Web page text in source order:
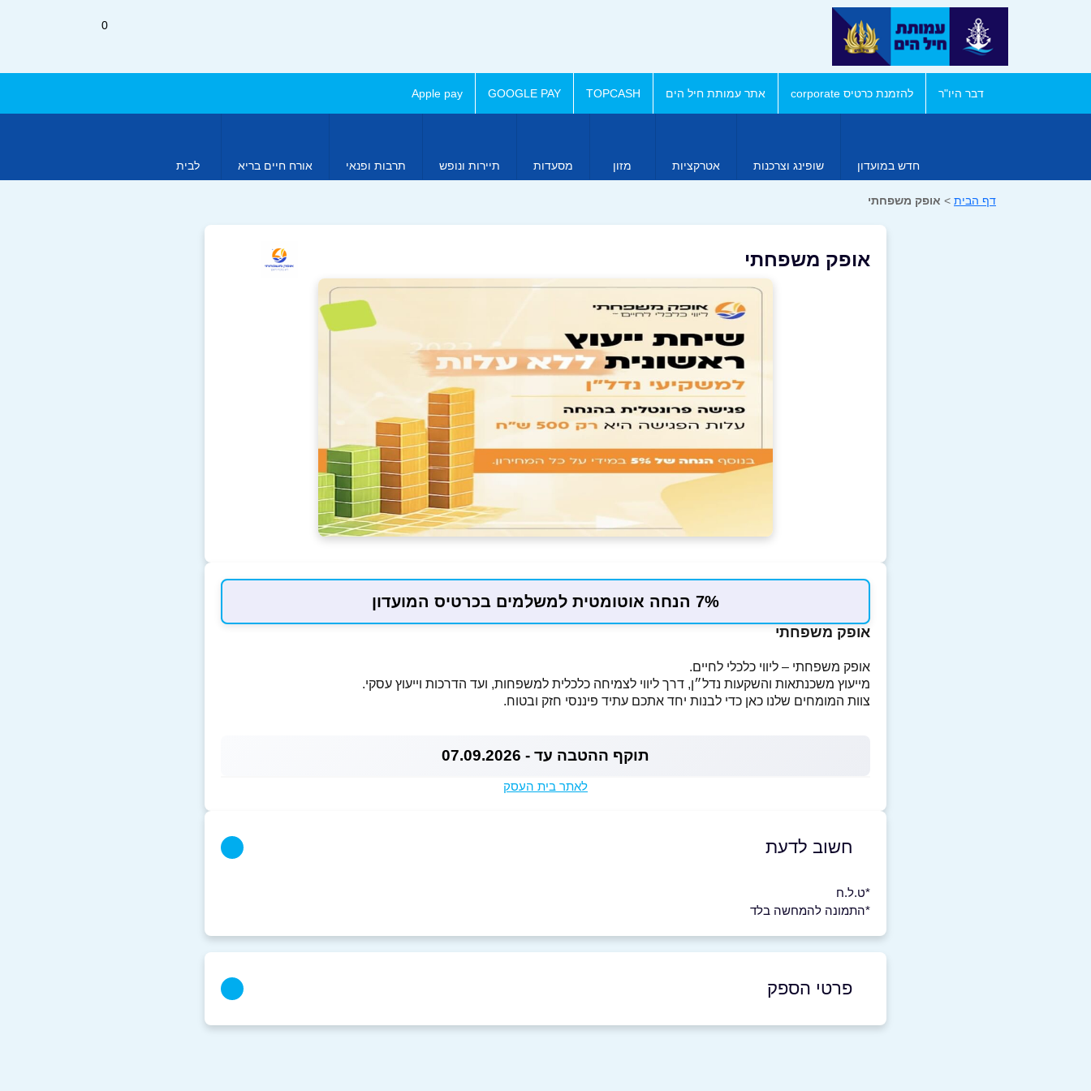
0
דבר היו"ר להזמנת כרטיס corporate אתר עמותת חיל הים TOPCASH
GOOGLE PAY
Apple pay
חדש במועדון שופינג וצרכנות אטרקציות מזון מסעדות תיירות ונופש תרבות ופנאי אורח חיים בריא לבית
דף הבית > אופק משפחתי
אופק משפחתי
7% הנחה אוטומטית למשלמים בכרטיס המועדון
אופק משפחתי
אופק משפחתי – ליווי כלכלי לחיים.
מייעוץ משכנתאות והשקעות נדל״ן, דרך ליווי לצמיחה כלכלית למשפחות, ועד הדרכות וייעוץ עסקי.
צוות המומחים שלנו כאן כדי לבנות יחד אתכם עתיד פיננסי חזק ובטוח.
תוקף ההטבה עד - 07.09.2026
לאתר בית העסק
חשוב לדעת
*ט.ל.ח
*התמונה להמחשה בלד
פרטי הספק